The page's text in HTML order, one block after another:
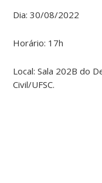
Dia: 30/08/2022
Horário: 17h
Local: Sala 202B do
Civil/UFSC.